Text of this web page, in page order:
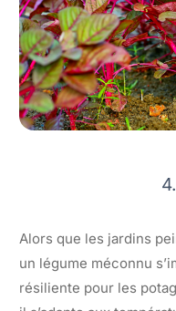
Alors que les jardins
un légume méconnu
résiliente pour les